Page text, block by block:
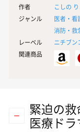
作者
こしの
ジャンル
医者・看
消防・救
レーベル
ニチブン
関連商品
緊迫の
医療ドラ